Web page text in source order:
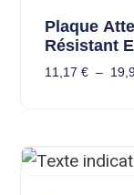
Plaque
Résistant
11,17 € –